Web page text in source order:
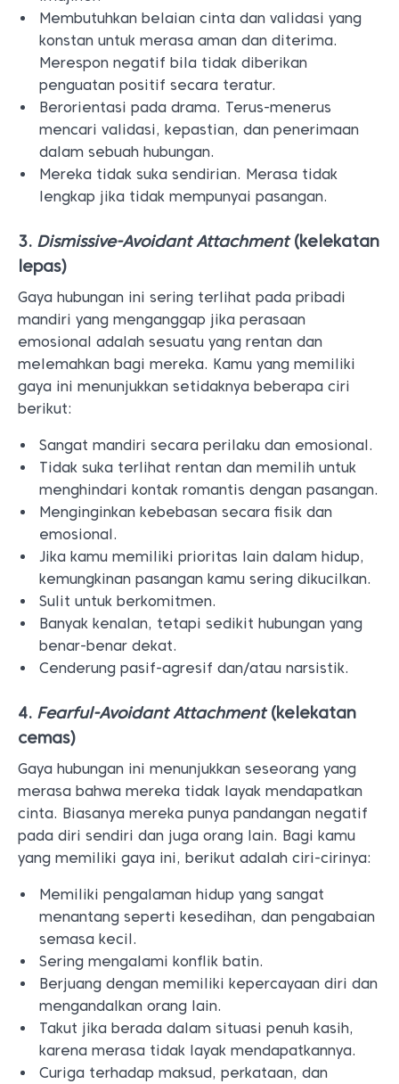
Membutuhkan belaian cinta dan validasi yang
konstan untuk merasa aman dan diterima.
Merespon negatif bila tidak diberikan
penguatan positif secara teratur.
Berorientasi pada drama. Terus-menerus
mencari validasi, kepastian, dan penerimaan
dalam sebuah hubungan.
Mereka tidak suka sendirian. Merasa tidak
lengkap jika tidak mempunyai pasangan.
3. Dismissive-Avoidant Attachment(kelekatan
lepas)
Gaya hubungan ini sering terlihat pada pribadi
mandiri yang menganggap jika perasaan
emosional adalah sesuatu yang rentan dan
melemahkan bagi mereka. Kamu yang memiliki
gaya ini menunjukkan setidaknya beberapa ciri
berikut:
Sangat mandiri secara perilaku dan emosional.
Tidak suka terlihat rentan dan memilih untuk
menghindari kontak romantis dengan pasangan.
Menginginkan kebebasan secara fisik dan
emosional.
Jika kamu memiliki prioritas lain dalam hidup,
kemungkinan pasangan kamu sering dikucilkan.
Sulit untuk berkomitmen.
Banyak kenalan, tetapi sedikit hubungan yang
benar-benar dekat.
Cenderung pasif-agresif dan/atau narsistik.
4. Fearful-Avoidant Attachment(kelekatan
cemas)
Gaya hubungan ini menunjukkan seseorang yang
merasa bahwa mereka tidak layak mendapatkan
cinta. Biasanya mereka punya pandangan negatif
pada diri sendiri dan juga orang lain. Bagi kamu
yang memiliki gaya ini, berikut adalah ciri-cirinya:
Memiliki pengalaman hidup yang sangat
menantang seperti kesedihan, dan pengabaian
semasa kecil.
Sering mengalami konflik batin.
Berjuang dengan memiliki kepercayaan diri dan
mengandalkan orang lain.
Takut jika berada dalam situasi penuh kasih,
karena merasa tidak layak mendapatkannya.
Curiga terhadap maksud, perkataan, dan